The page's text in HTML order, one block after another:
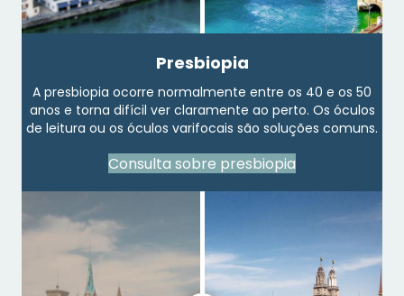
Presbiopia
A presbiopia ocorre normalmente entre os 40 e os 50
anos e torna difícil ver claramente ao perto. Os óculos
de leitura ou os óculos varifocais são soluções comuns.
Consulta sobre presbiopia